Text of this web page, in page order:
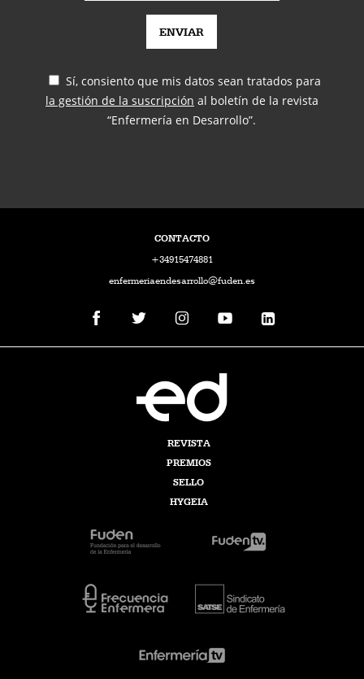
Sí, consiento que mis datos sean tratados para
la gestión de la suscripción al boletín de la revista
“Enfermería en Desarrollo”.
CONTACTO
+34915474881
enfermeriaendesarrollo@fuden.es
REVISTA
PREMIOS
SELLO
HYGEIA